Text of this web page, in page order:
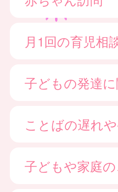
月1回の育児相
子どもの発達
ことばの遅れ
子どもや家庭